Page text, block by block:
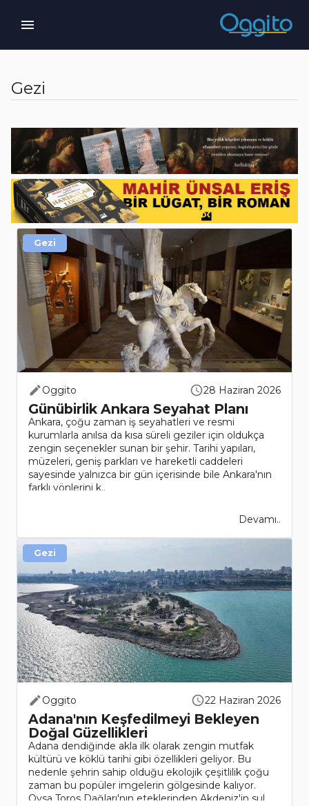
Gezi
Oggito 28 Haziran 2026
Günübirlik Ankara Seyahat Planı
Ankara, çoğu zaman iş seyahatleri ve resmi
kurumlarla anılsa da kısa süreli geziler için oldukça
zengin seçenekler sunan bir şehir. Tarihi yapıları,
müzeleri, geniş parkları ve hareketli caddeleri
sayesinde yalnızca bir gün içerisinde bile Ankara'nın
farklı yönlerini k..
Devamı..
Gezi
Oggito 22 Haziran 2026
Adana'nın Keşfedilmeyi Bekleyen
Doğal Güzellikleri
Adana dendiğinde akla ilk olarak zengin mutfak
kültürü ve köklü tarihi gibi özellikleri geliyor. Bu
nedenle şehrin sahip olduğu ekolojik çeşitlilik çoğu
zaman bu popüler imgelerin gölgesinde kalıyor.
Oysa Toros Dağları'nın eteklerinden Akdeniz'in sul..
Gezi